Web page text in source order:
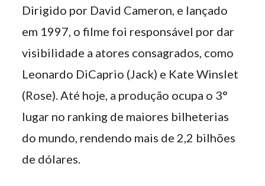
Dirigido por David Cameron, e lançado
em 1997, o filme foi responsável por dar
visibilidade a atores consagrados, como
Leonardo DiCaprio (Jack) e Kate Winslet
(Rose). Até hoje, a produção ocupa o 3°
lugar no ranking de maiores bilheterias
do mundo, rendendo mais de 2,2 bilhões
de dólares.